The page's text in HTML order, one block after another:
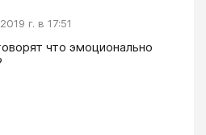
г. в 17:51
что эмоционально